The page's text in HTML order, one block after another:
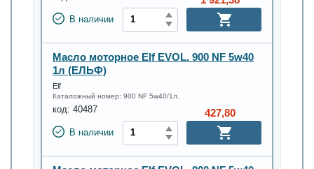
В наличии
Масло моторное Elf EVOL. 900 NF 5w40
1л (ЕЛЬФ)
Elf
Каталожный номер: 900 NF 5w40/1л.
код: 40487
В наличии
427,80